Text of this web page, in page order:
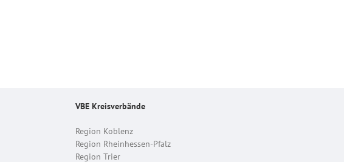
VBE Kreisverbände
Region Koblenz
Region Rheinhessen-Pfalz
Region Trier